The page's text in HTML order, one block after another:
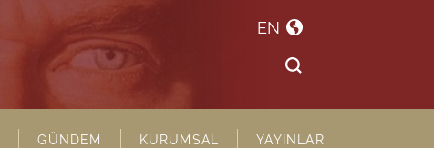
EN
GÜNDEM KURUMSAL YAYINLAR